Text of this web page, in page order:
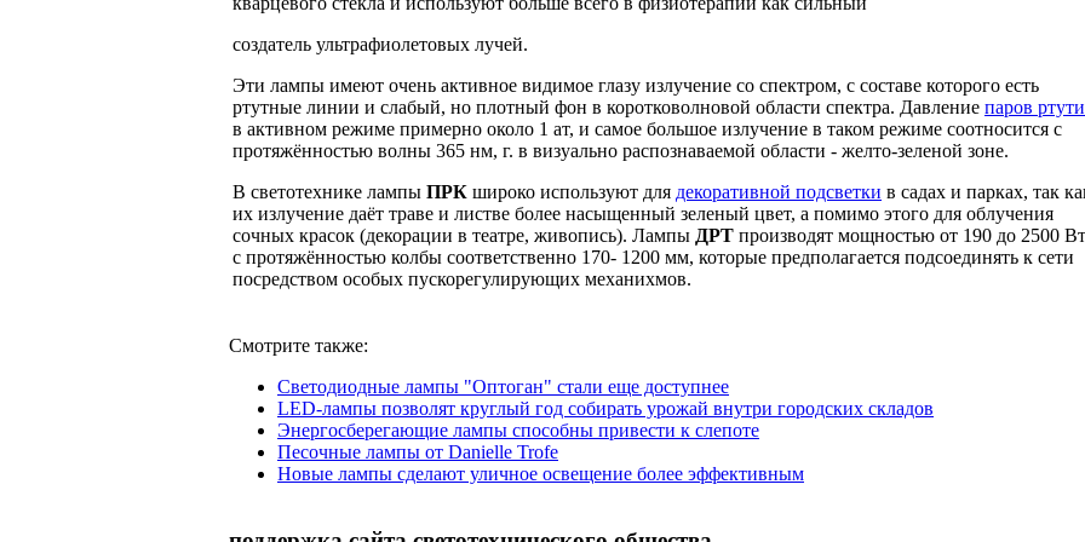
создатель ультрафиолетовых лучей.
Эти лампы имеют очень активное видимое глазу излучение со спектром, с составе которого есть
ртутные линии и слабый, но плотный фон в коротковолновой области спектра. Давление паров ртути
в активном режиме примерно около 1 ат, и самое большое излучение в таком режиме соотносится с
протяжённостью волны 365 нм, г. в визуально распознаваемой области - желто-зеленой зоне.
В светотехнике лампы ПРК широко используют для декоративной подсветки в садах и парках, так
их излучение даёт траве и листве более насыщенный зеленый цвет, а помимо этого для облучения
сочных красок (декорации в театре, живопись). Лампы ДРТ производят мощностью от 190 до 2500 Вт
с протяжённостью колбы соответственно 170- 1200 мм, которые предполагается подсоединять к сети
посредством особых пускорегулирующих механихмов.
Смотрите также:
Светодиодные лампы "Оптоган" стали еще доступнее
LED-лампы позволят круглый год собирать урожай внутри городских складов
Энергосберегающие лампы способны привести к слепоте
Песочные лампы от Danielle Trofe
Новые лампы сделают уличное освещение более эффективным